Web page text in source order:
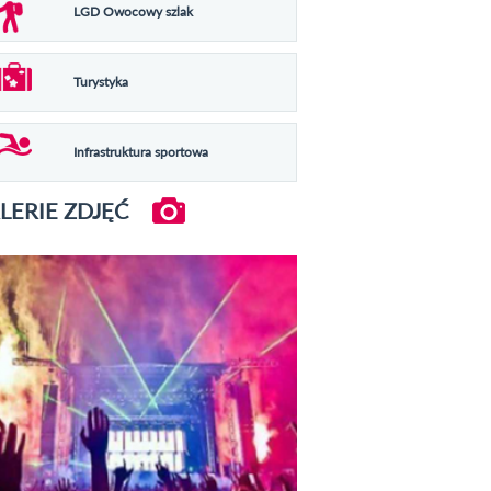
LGD Owocowy szlak
Turystyka
Infrastruktura sportowa
ZDJĘĆ